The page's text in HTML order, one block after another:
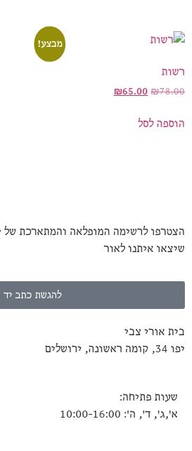
מבצע!
רשות
₪78.00
₪65.00
הוספה לסל
הצטרפו לרשימה המופלאה והמתארכת של
שיצאו איתנו לאור
להגשת כתב יד
בית אורי צבי
יפו 34, קומה ראשונה, ירושלים
שעות פתיחה:
א',ג', ד', ה': 10:00-16:00